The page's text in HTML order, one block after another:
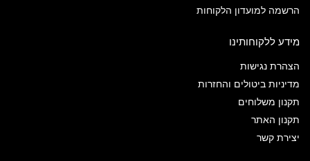
הרשמה למועדון הלקוחות
מידע ללקוחותינו
הצהרת נגישות
מדיניות ביטולים והחזרות
תקנון משלוחים
תקנון האתר
יצירת קשר